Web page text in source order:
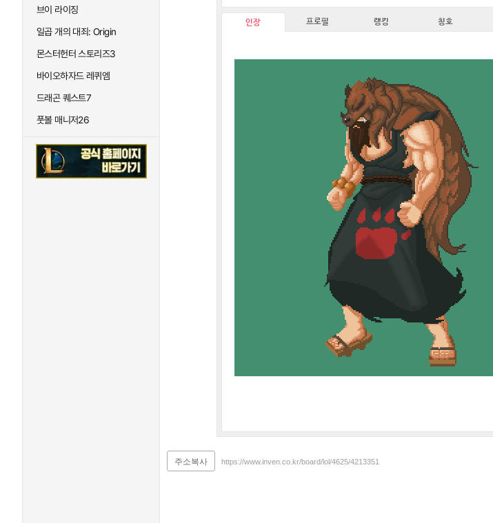
브이 라이징
일곱 개의 대죄: Origin
몬스터헌터 스토리즈3
바이오하자드 레퀴엠
드래곤 퀘스트7
풋볼 매니저26
인장 프로필 랭킹 칭호
주소복사 https://www.inven.co.kr/board/lol/4625/4213351